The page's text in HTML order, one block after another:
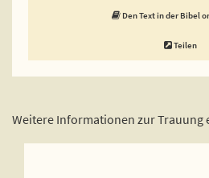
Den Text in der Bibel
Teilen
Weitere Informationen zur Trauung